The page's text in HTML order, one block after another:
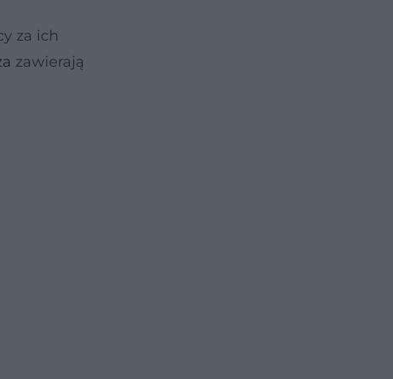
za ich
zawierają